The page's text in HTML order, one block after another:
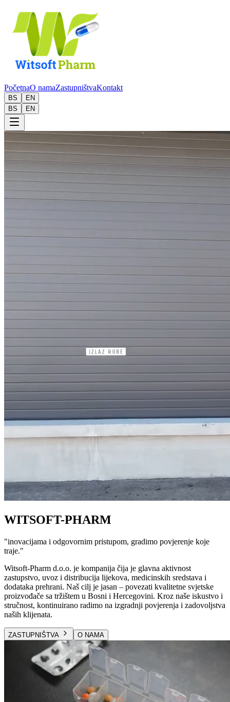
PočetnaO namaZastupništvaKontakt
BS
EN
BS
EN
WITSOFT-PHARM
"inovacijama i odgovornim pristupom, gradimo povjerenje koje
traje."
Witsoft-Pharm d.o.o. je kompanija čija je glavna aktivnost
zastupstvo, uvoz i distribucija lijekova, medicinskih sredstava i
dodataka prehrani. Naš cilj je jasan – povezati kvalitetne svjetske
proizvođače sa tržištem u Bosni i Hercegovini. Kroz naše iskustvo i
stručnost, kontinuirano radimo na izgradnji povjerenja i zadovoljstva
naših klijenata.
ZASTUPNIŠTVA O NAMA